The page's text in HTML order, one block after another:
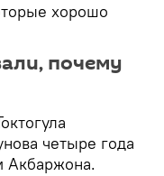
хорошо
почему
четыре года
Акбаржона.